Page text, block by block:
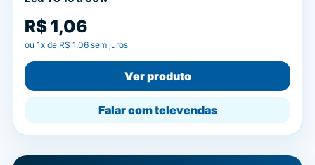
R$ 1,06
ou 1x de R$ 1,06 sem juros
Ver produto
Falar com televendas